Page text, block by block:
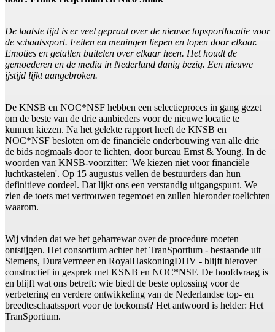
De laatste tijd is er veel gepraat over de nieuwe topsportlocatie voor
de schaatssport. Feiten en meningen liepen en lopen door elkaar.
Emoties en getallen buitelen over elkaar heen. Het houdt de
gemoederen en de media in Nederland danig bezig. Een nieuwe
ijstijd lijkt aangebroken.
De KNSB en NOC*NSF hebben een selectieproces in gang gezet
om de beste van de drie aanbieders voor de nieuwe locatie te
kunnen kiezen. Na het gelekte rapport heeft de KNSB en
NOC*NSF besloten om de financiële onderbouwing van alle drie
de bids nogmaals door te lichten, door bureau Ernst & Young. In de
woorden van KNSB-voorzitter: 'We kiezen niet voor financiële
luchtkastelen'. Op 15 augustus vellen de bestuurders dan hun
definitieve oordeel. Dat lijkt ons een verstandig uitgangspunt. We
zien de toets met vertrouwen tegemoet en zullen hieronder toelichten
waarom.
Wij vinden dat we het geharrewar over de procedure moeten
ontstijgen. Het consortium achter het TranSportium - bestaande uit
Siemens, DuraVermeer en RoyalHaskoningDHV - blijft hierover
constructief in gesprek met KSNB en NOC*NSF. De hoofdvraag is
en blijft wat ons betreft: wie biedt de beste oplossing voor de
verbetering en verdere ontwikkeling van de Nederlandse top- en
breedteschaatssport voor de toekomst? Het antwoord is helder: Het
TranSportium.